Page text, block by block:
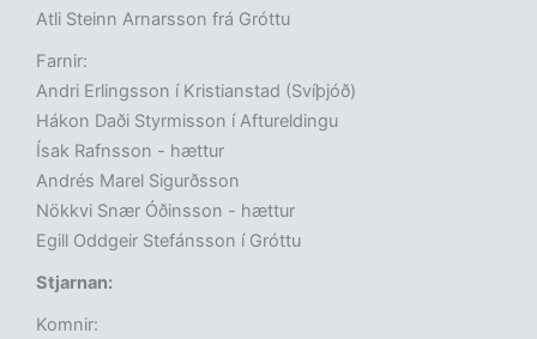
Atli Steinn Arnarsson frá Gróttu
Farnir:
Andri Erlingsson í Kristianstad (Svíþjóð)
Hákon Daði Styrmisson í Aftureldingu
Ísak Rafnsson - hættur
Andrés Marel Sigurðsson
Nökkvi Snær Óðinsson - hættur
Egill Oddgeir Stefánsson í Gróttu
Stjarnan:
Komnir: